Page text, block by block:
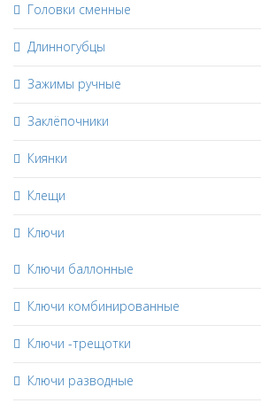
Головки сменные
Длинногубцы
Зажимы ручные
Заклёпочники
Киянки
Клещи
Ключи
Ключи баллонные
Ключи комбинированные
Ключи -трещотки
Ключи разводные